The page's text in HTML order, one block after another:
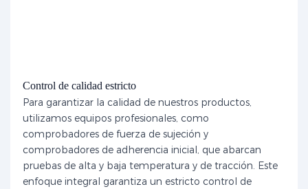
Control de calidad estricto
Para garantizar la calidad de nuestros productos,
utilizamos equipos profesionales, como
comprobadores de fuerza de sujeción y
comprobadores de adherencia inicial, que abarcan
pruebas de alta y baja temperatura y de tracción. Este
enfoque integral garantiza un estricto control de